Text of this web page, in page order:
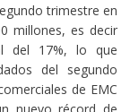
trimestre en
millones, es decir
del 17%, lo que
del segundo
de EMC